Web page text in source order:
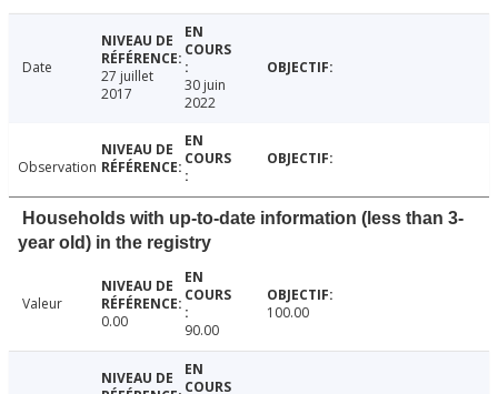
Date
27 juillet
2017
30 juin
2022
Observation
Households with up-to-date information (less than 3-
year old) in the registry
Valeur
0.00
90.00
100.00